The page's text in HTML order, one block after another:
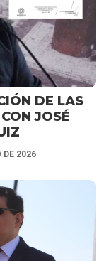
DE LAS
JOSÉ
DE 2026